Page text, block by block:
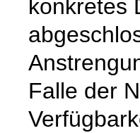
konkretes
Falle der